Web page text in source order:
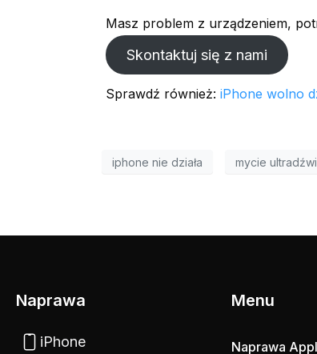
Masz problem z urządzeniem,
Skontaktuj się z nami
Sprawdź również: iPhone wolno
iphone nie działa mycie
Naprawa
iPhone
Menu
Naprawa